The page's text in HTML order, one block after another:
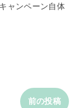
ャンペーン自体
前の投稿